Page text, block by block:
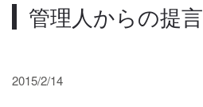
管理人からの提言
2015/2/14